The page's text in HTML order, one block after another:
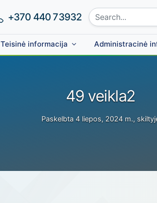
Phone number:
+370 440 73932 Search site:
Teisinė informacija Administracinė
49 veikla2
Paskelbta 4 liepos, 2024 m.,